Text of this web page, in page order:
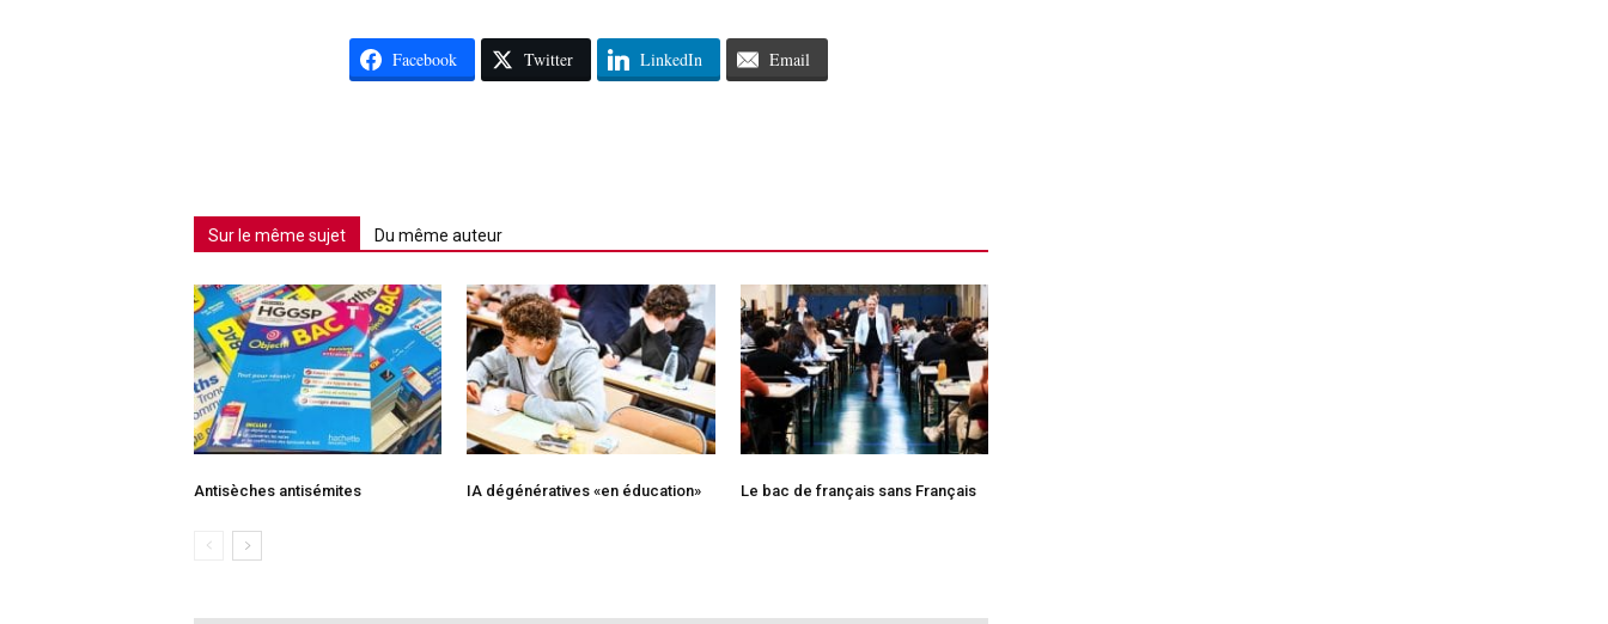
Facebook Twitter LinkedIn Email
Sur le même sujet Du même auteur
Antisèches antisémites IA dégénératives «en éducation» Le bac de français sans Français